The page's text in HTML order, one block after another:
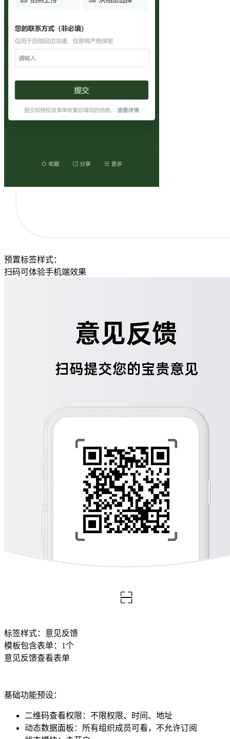
预置标签样式：
扫码可体验手机端效果
标签样式： 意见反馈
模板包含表单： 1个
意见反馈查看表单
基础功能预设：
二维码查看权限 ： 不限权限、时间、地址
动态数据面板 ： 所有组织成员可看，不允许订阅